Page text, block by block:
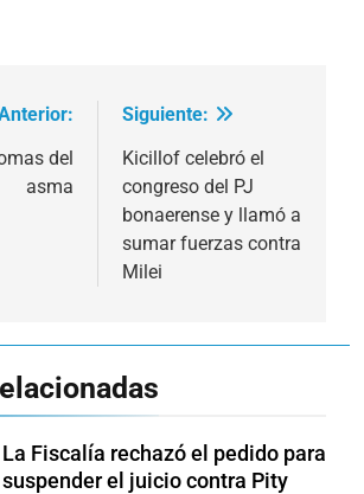
del
asma
Siguiente:
Kicillof celebró el
congreso del PJ
bonaerense y llamó a
sumar fuerzas contra
Milei
La Fiscalía rechazó el pedido para
suspender el juicio contra Pity